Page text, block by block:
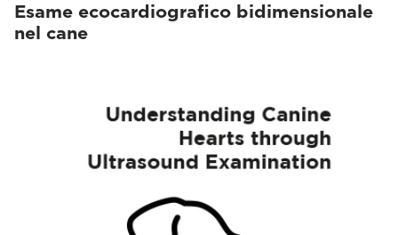
Esame ecocardiografico bidimensionale
nel cane